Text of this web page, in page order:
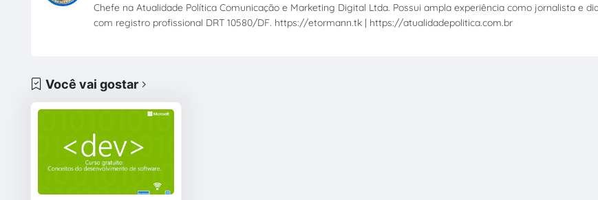
Chefe na Atualidade Política Comunicação e Marketing Digital Ltda. Possui ampla experiência como jornalista e
com registro profissional DRT 10580/DF. https://etormann.tk | https://atualidadepolitica.com.br
Você vai gostar